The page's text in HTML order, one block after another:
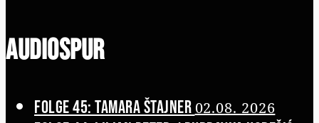
Audiospur
Folge 45: Tamara Štajner 02.08. 2026